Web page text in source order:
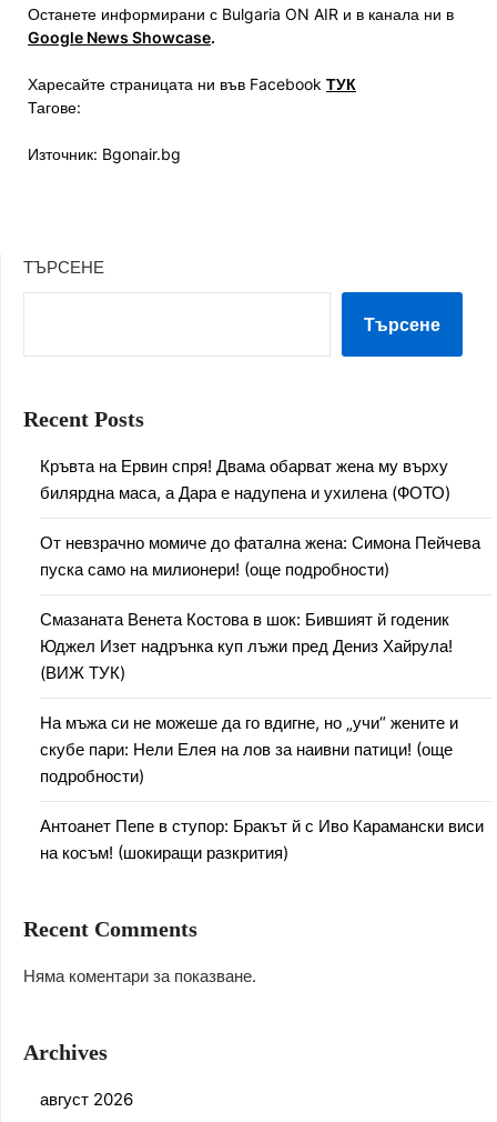
Останете информирани с Bulgaria ON AIR и в канала ни в
Google News Showcase.
Харесайте страницата ни във Facebook ТУК
Тагове:
Източник: Bgonair.bg
ТЪРСЕНЕ
Търсене
Recent Posts
Кръвта на Ервин спря! Двама обарват жена му върху
билярдна маса, а Дара е надупена и ухилена (ФОТО)
От невзрачно момиче до фатална жена: Симона Пейчева
пуска само на милионери! (още подробности)
Смазаната Венета Костова в шок: Бившият й годеник
Юджел Изет надрънка куп лъжи пред Дениз Хайрула!
(ВИЖ ТУК)
На мъжа си не можеше да го вдигне, но „учи“ жените и
скубе пари: Нели Елея на лов за наивни патици! (още
подробности)
Антоанет Пепе в ступор: Бракът й с Иво Карамански виси
на косъм! (шокиращи разкрития)
Recent Comments
Няма коментари за показване.
Archives
август 2026